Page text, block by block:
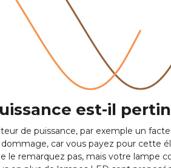
est-il
de puissance, par exemple un
car vous payez pour cette
le remarquez pas, mais votre lampe